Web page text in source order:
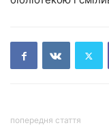
попередня стаття